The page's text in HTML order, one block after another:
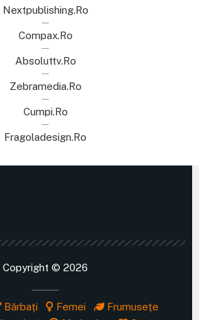
Nextpublishing.ro
Compax.ro
Absoluttv.ro
Zebramedia.ro
Cumpi.ro
Fragoladesign.ro
Copyright © 2026
Bărbați Femei
Frumusețe